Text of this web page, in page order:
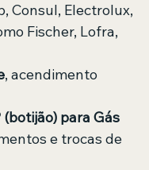
Consul, Electrolux,
Fischer, Lofra,
, acendimento
(botijão) para Gás
e trocas de